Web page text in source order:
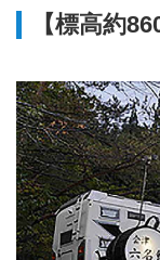
【標高約